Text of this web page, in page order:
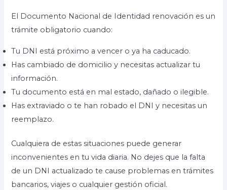
El Documento Nacional de Identidad renovación es un
trámite obligatorio cuando:
Tu DNI está próximo a vencer o ya ha caducado.
Has cambiado de domicilio y necesitas actualizar tu
información.
Tu documento está en mal estado, dañado o ilegible.
Has extraviado o te han robado el DNI y necesitas un
reemplazo.
Cualquiera de estas situaciones puede generar
inconvenientes en tu vida diaria. No dejes que la falta
de un DNI actualizado te cause problemas en trámites
bancarios, viajes o cualquier gestión oficial.